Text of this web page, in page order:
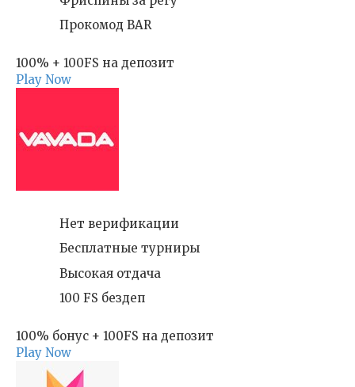
Прокомод BAR
100% + 100FS на депозит
Play Now
Нет верификации
Бесплатные турниры
Высокая отдача
100 FS бездеп
100% бонус + 100FS на депозит
Play Now